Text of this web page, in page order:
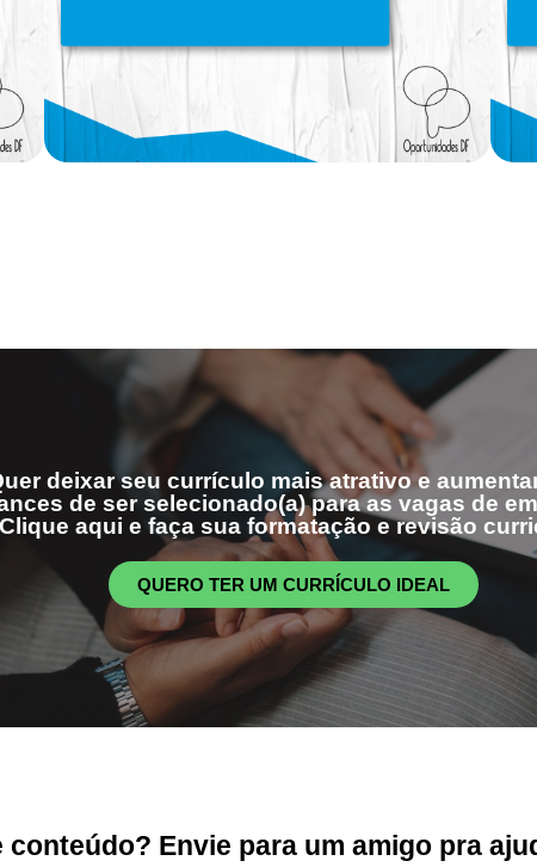
deixar seu currículo mais atrativo e
de ser selecionado(a) para as vagas de
aqui e faça sua formatação e revisão
QUERO TER UM CURRÍCULO IDEAL
conteúdo? Envie para um amigo pra